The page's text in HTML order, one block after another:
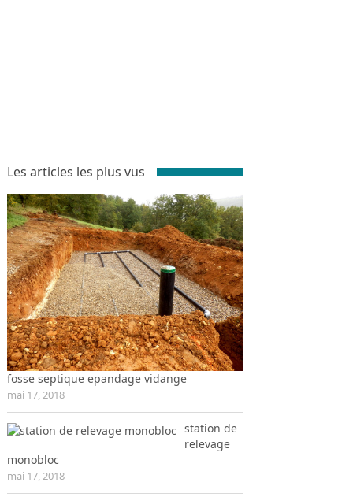
Les articles les plus vus
fosse septique epandage vidange
mai 17, 2018
station de
relevage
monobloc
mai 17, 2018